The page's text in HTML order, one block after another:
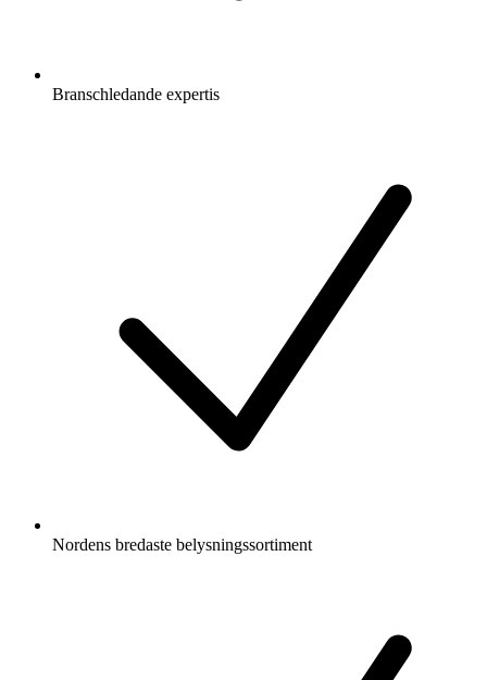
Branschledande expertis
Nordens bredaste belysningssortiment